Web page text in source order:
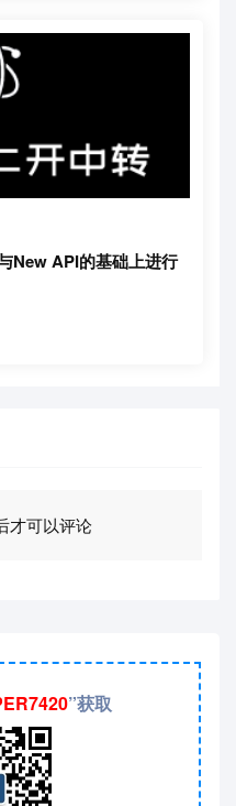
New API的基础上进行
才可以评论
”获取